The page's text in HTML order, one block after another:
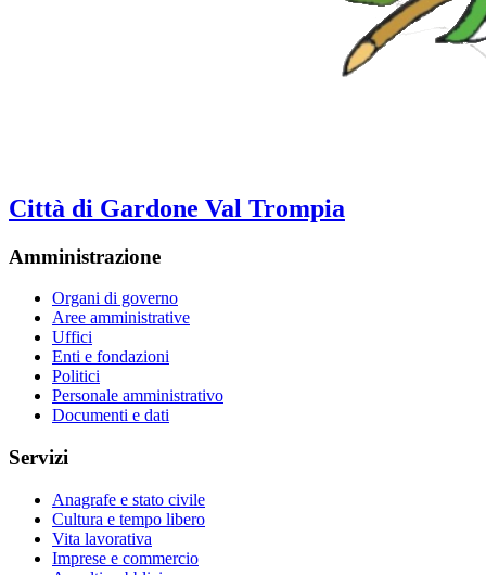
Città di Gardone Val Trompia
Amministrazione
Organi di governo
Aree amministrative
Uffici
Enti e fondazioni
Politici
Personale amministrativo
Documenti e dati
Servizi
Anagrafe e stato civile
Cultura e tempo libero
Vita lavorativa
Imprese e commercio